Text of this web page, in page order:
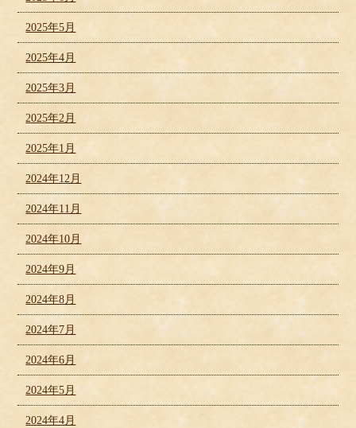
2025年5月
2025年4月
2025年3月
2025年2月
2025年1月
2024年12月
2024年11月
2024年10月
2024年9月
2024年8月
2024年7月
2024年6月
2024年5月
2024年4月